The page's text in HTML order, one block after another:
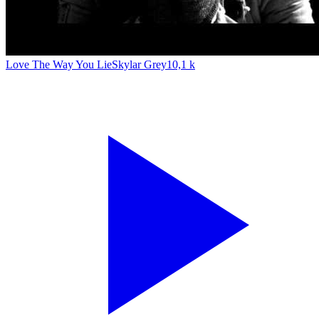
Love The Way You LieSkylar Grey10,1 k